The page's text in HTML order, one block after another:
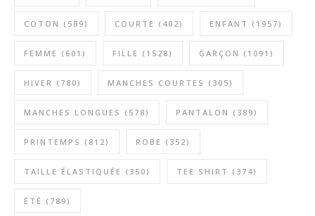
COTON (589) COURTE (402) ENFANT (1957)
FEMME (601) FILLE (1528) GARÇON (1091)
HIVER (780) MANCHES COURTES (305)
MANCHES LONGUES (578) PANTALON (389)
PRINTEMPS (812) ROBE (352)
TAILLE ÉLASTIQUÉE (350) TEE SHIRT (374)
ÉTÉ (789)